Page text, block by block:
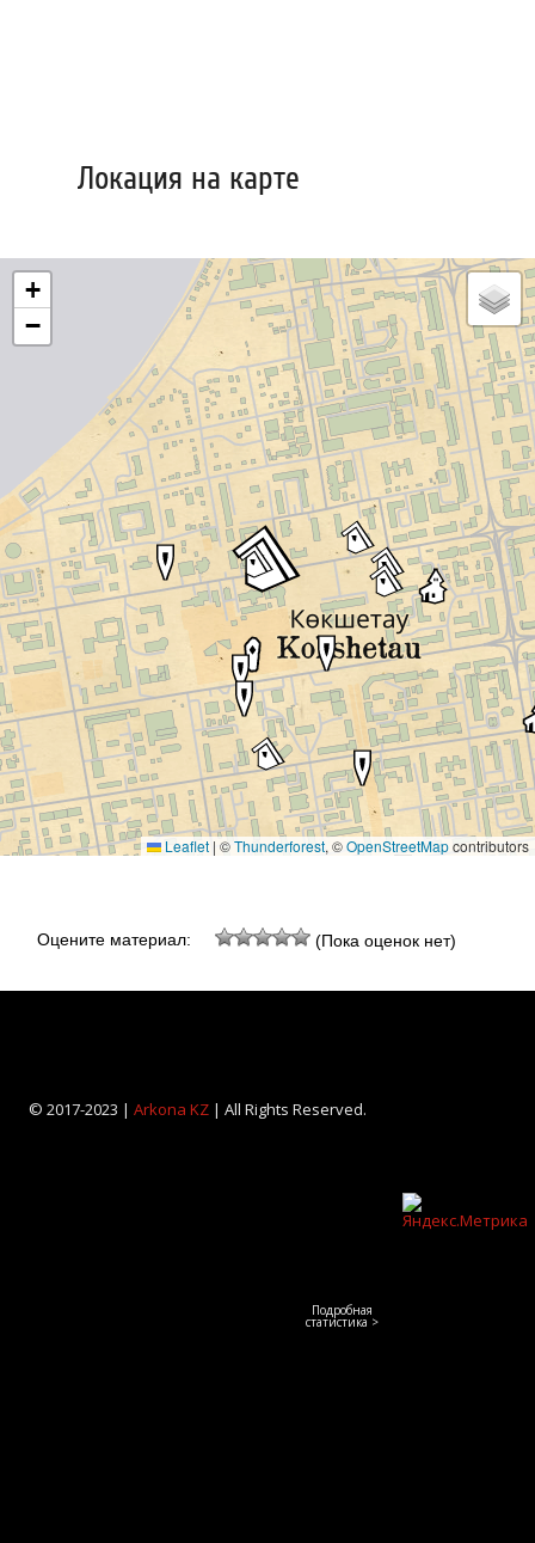
Локация на карте
+
−
Leaflet | ©Thunderforest, ©OpenStreetMapcontributors
Оцените материал: (Пока оценок нет)
© 2017-2023 | Arkona KZ| All Rights Reserved.
Подробная
статистика >